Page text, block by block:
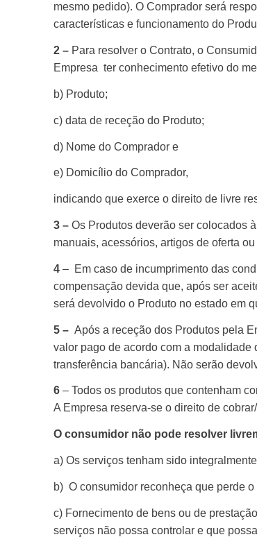
mesmo pedido). O Comprador será
características e funcionamento do
2 – Para resolver o Contrato, o
Empresa ter conhecimento efetivo do
b) Produto;
c) data de receção do Produto;
d) Nome do Comprador e
e) Domicílio do Comprador,
indicando que exerce o direito de livre
3 – Os Produtos deverão ser colocados
manuais, acessórios, artigos de oferta
4 – Em caso de incumprimento das
compensação devida que, após ser
será devolvido o Produto no estado em
5 – Após a receção dos Produtos pela
valor pago de acordo com a
transferência bancária). Não serão
6 – Todos os produtos que contenham
A Empresa reserva-se o direito de
O consumidor não pode resolver
a) Os serviços tenham sido
b) O consumidor reconheça que perde
c) Fornecimento de bens ou de
serviços não possa controlar e que